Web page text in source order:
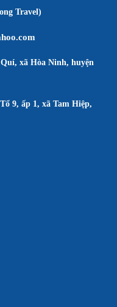
Travel)
xã Hòa Ninh, huyện
9, ấp 1, xã Tam Hiệp,